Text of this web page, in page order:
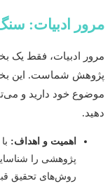
ادبیات: سنگ
ادبیات، فقط یک بخش
شماست. این بخش
خود دارید و
اهمیت و اهداف:با
پژوهشی را شناسایی
روش‌های تحقیق قبلی